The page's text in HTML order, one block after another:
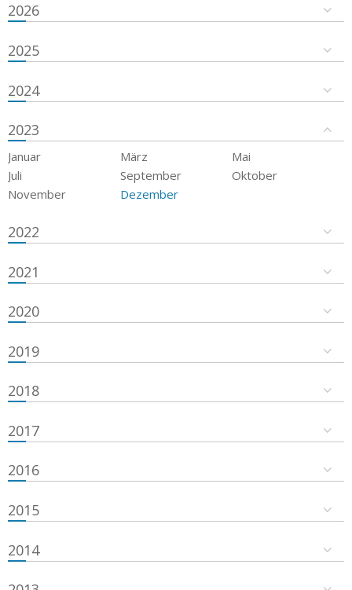
2026
2025
2024
2023
Januar März
Mai
Juli
September
Oktober
November
Dezember
2022
2021
2020
2019
2018
2017
2016
2015
2014